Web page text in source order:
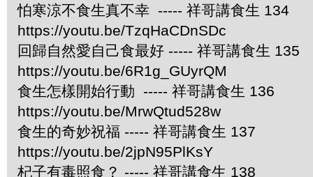
怕寒涼不食生真不幸 ----- 祥哥講食生 134
https://youtu.be/TzqHaCDnSDc
回歸自然愛自己食最好 ----- 祥哥講食生 135
https://youtu.be/6R1g_GUyrQM
食生怎樣開始行動 ----- 祥哥講食生 136
https://youtu.be/MrwQtud528w
食生的奇妙祝福 ----- 祥哥講食生 137
https://youtu.be/2jpN95PlKsY
杞子有毒照食？ ----- 祥哥講食生 138